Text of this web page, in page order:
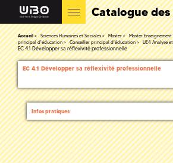
Catalogue
Accueil Sciences Humaines et Sociales Master
Master
principal d'éducation
Conseiller principal d'éducation UE4 Analyse
EC 4.1 Développer sa réflexivité professionnelle
EC 4.1 Développer sa réflexivité professionnelle
Infos pratiques